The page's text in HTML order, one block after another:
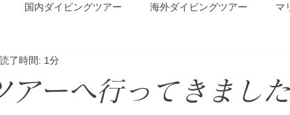
国内ダイビングツアー 海外ダイビングツアー マ
イビングライセンス講習
アーへ行ってきまし
読了時間: 1分